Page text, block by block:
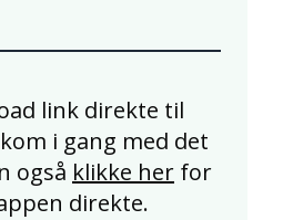
link direkte til
i gang med det
også klikke her for
direkte.